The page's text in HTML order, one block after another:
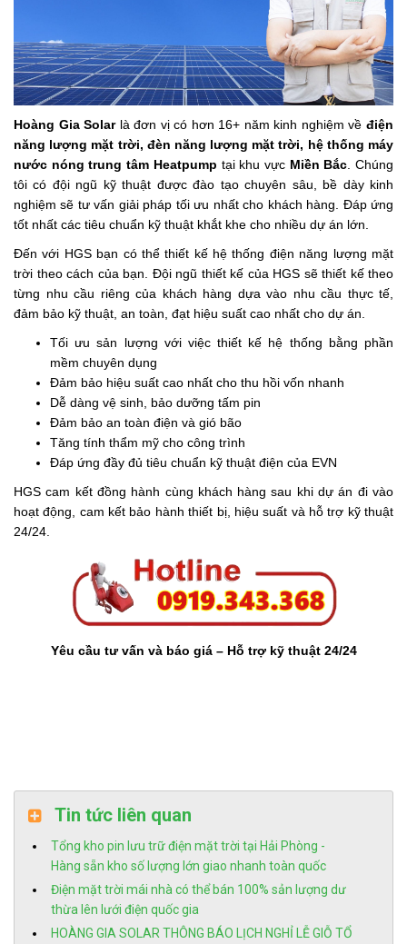
Hoàng Gia Solar là đơn vị có hơn 16+ năm kinh nghiệm vềđiện
năng lượng mặt trời, đèn năng lượng mặt trời, hệ thống máy
nước nóng trung tâm Heatpump tại khu vực Miền Bắc . Chúng
tôi có đội ngũ kỹ thuật được đào tạo chuyên sâu, bề dày kinh
nghiệm sẽ tư vấn giải pháp tối ưu nhất cho khách hàng. Đáp ứng
tốt nhất các tiêu chuẩn kỹ thuật khắt khe cho nhiều dự án lớn.
Đến với HGS bạn có thể thiết kế hệ thống điện năng lượng mặt
trời theo cách của bạn. Đội ngũ thiết kế của HGS sẽ thiết kế theo
từng nhu cầu riêng của khách hàng dựa vào nhu cầu thực tế,
đảm bảo kỹ thuật, an toàn, đạt hiệu suất cao nhất cho dự án.
Tối ưu sản lượng với việc thiết kế hệ thống bằng phần
mềm chuyên dụng
Đảm bảo hiệu suất cao nhất cho thu hồi vốn nhanh
Dễ dàng vệ sinh, bảo dưỡng tấm pin
Đảm bảo an toàn điện và gió bão
Tăng tính thẩm mỹ cho công trình
Đáp ứng đầy đủ tiêu chuẩn kỹ thuật điện của EVN
HGS cam kết đồng hành cùng khách hàng sau khi dự án đi vào
hoạt động, cam kết bảo hành thiết bị, hiệu suất và hỗ trợ kỹ thuật
24/24.
Yêu cầu tư vấn và báo giá – Hỗ trợ kỹ thuật 24/24
Tin tức liên quan
Tổng kho pin lưu trữ điện mặt trời tại Hải Phòng -
Hàng sẵn kho số lượng lớn giao nhanh toàn quốc
Điện mặt trời mái nhà có thể bán 100% sản lượng dư
thừa lên lưới điện quốc gia
HOÀNG GIA SOLAR THÔNG BÁO LỊCH NGHỈ LỄ GIỖ TỔ